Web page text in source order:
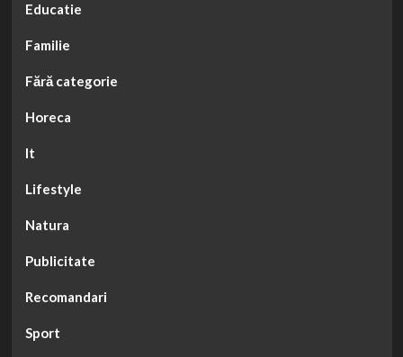
Educatie
Familie
Fără categorie
Horeca
It
Lifestyle
Natura
Publicitate
Recomandari
Sport